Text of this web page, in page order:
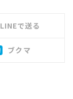
LINEで送る
ブクマ